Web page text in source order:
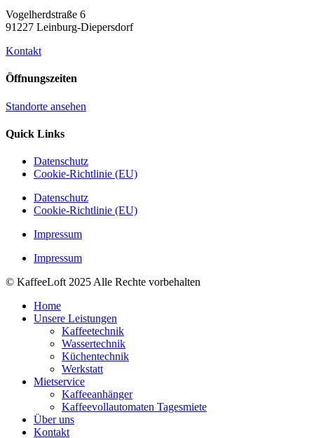
Vogelherdstraße 6
91227 Leinburg-Diepersdorf
Kontakt
Öffnungszeiten
Standorte ansehen
Quick Links
Datenschutz
Cookie-Richtlinie (EU)
Datenschutz
Cookie-Richtlinie (EU)
Impressum
Impressum
© KaffeeLoft 2025 Alle Rechte vorbehalten
Home
Unsere Leistungen
Kaffeetechnik
Wassertechnik
Küchentechnik
Werkstatt
Mietservice
Kaffeeanhänger
Kaffeevollautomaten Tagesmiete
Über uns
Kontakt